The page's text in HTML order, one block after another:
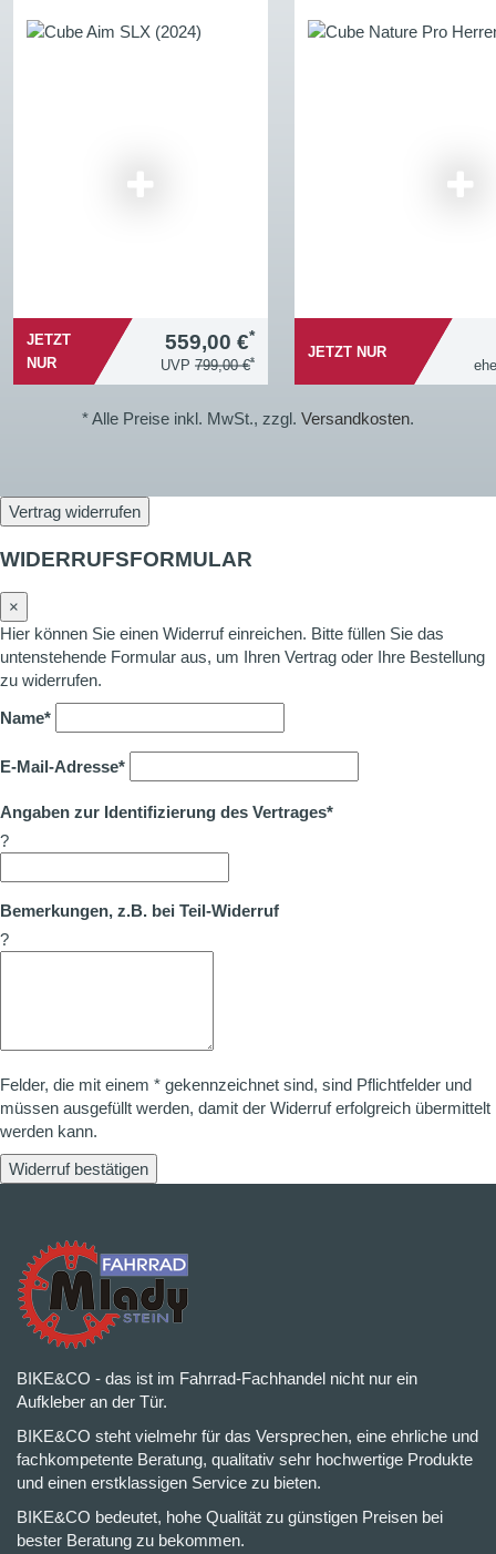
JETZT
NUR
559,00 €*
UVP 799,00 €*
JETZT NUR
* Alle Preise inkl. MwSt., zzgl. Versandkosten.
Vertrag widerrufen
WIDERRUFSFORMULAR
×
Hier können Sie einen Widerruf einreichen. Bitte füllen Sie das
untenstehende Formular aus, um Ihren Vertrag oder Ihre Bestellung
zu widerrufen.
Name*
E-Mail-Adresse*
Angaben zur Identifizierung des Vertrages*
?
Bemerkungen, z.B. bei Teil-Widerruf
?
Felder, die mit einem * gekennzeichnet sind, sind Pflichtfelder und
müssen ausgefüllt werden, damit der Widerruf erfolgreich übermittelt
werden kann.
Widerruf bestätigen
BIKE&CO - das ist im Fahrrad-Fachhandel nicht nur ein
Aufkleber an der Tür.
BIKE&CO steht vielmehr für das Versprechen, eine ehrliche und
fachkompetente Beratung, qualitativ sehr hochwertige Produkte
und einen erstklassigen Service zu bieten.
BIKE&CO bedeutet, hohe Qualität zu günstigen Preisen bei
bester Beratung zu bekommen.